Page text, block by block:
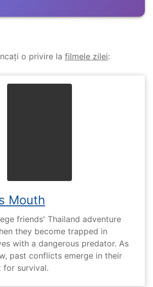
o privire la filmele zilei:
Mouth
friends' Thailand adventure
they become trapped in
with a dangerous predator. As
past conflicts emerge in their
for survival.